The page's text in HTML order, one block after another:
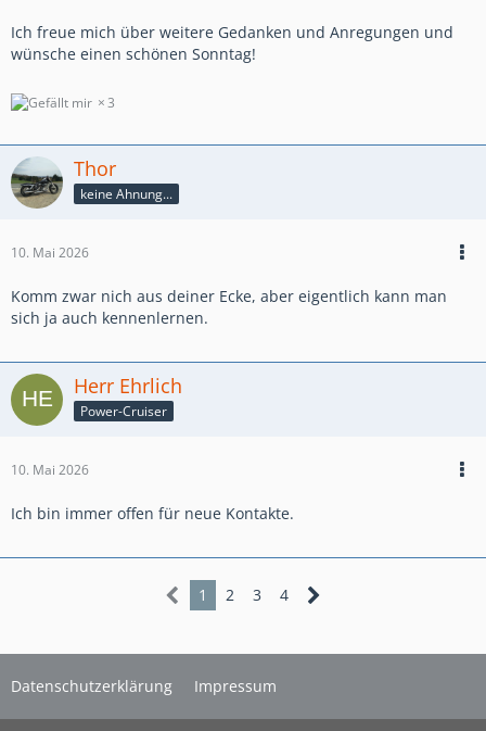
Ich freue mich über weitere Gedanken und Anregungen und
wünsche einen schönen Sonntag!
3
Thor
keine Ahnung...
10. Mai 2026
Komm zwar nich aus deiner Ecke, aber eigentlich kann man
sich ja auch kennenlernen.
Herr Ehrlich
Power-Cruiser
10. Mai 2026
Ich bin immer offen für neue Kontakte.
1 2 3 4
Datenschutzerklärung Impressum